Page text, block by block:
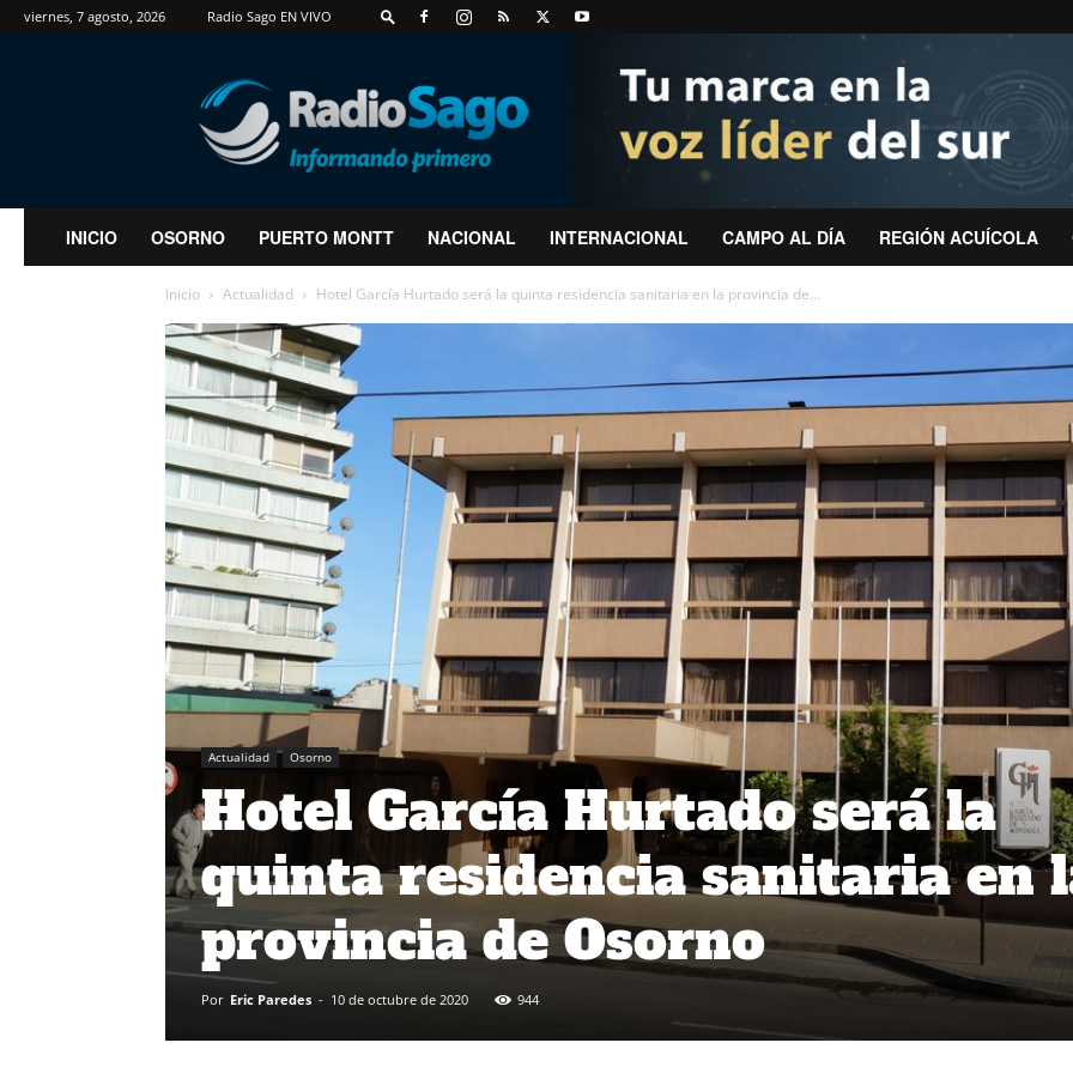
viernes, 7 agosto, 2026 Radio Sago EN VIVO
RadioSago
INICIO OSORNO PUERTO MONTT NACIONAL INTERNACIONAL CAMPO AL DÍA REGIÓN ACUÍCOLA
Inicio Actualidad Hotel García Hurtado será la quinta residencia sanitaria en la provincia de...
Actualidad Osorno
Hotel García Hurtado será la
quinta residencia sanitaria en
provincia de Osorno
Por Eric Paredes - 10 de octubre de 2020 944